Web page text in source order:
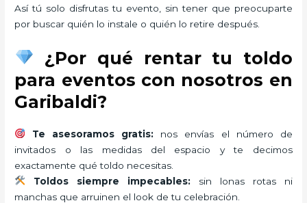
Así tú solo disfrutas tu evento, sin tener que preocuparte
por buscar quién lo instale o quién lo retire después.
¿Por qué rentar tu toldo
para eventos con nosotros en
Garibaldi?
Te asesoramos gratis: nos envías el número de
invitados o las medidas del espacio y te decimos
exactamente qué toldo necesitas.
Toldos siempre impecables:sin lonas rotas ni
manchas que arruinen el look de tu celebración.